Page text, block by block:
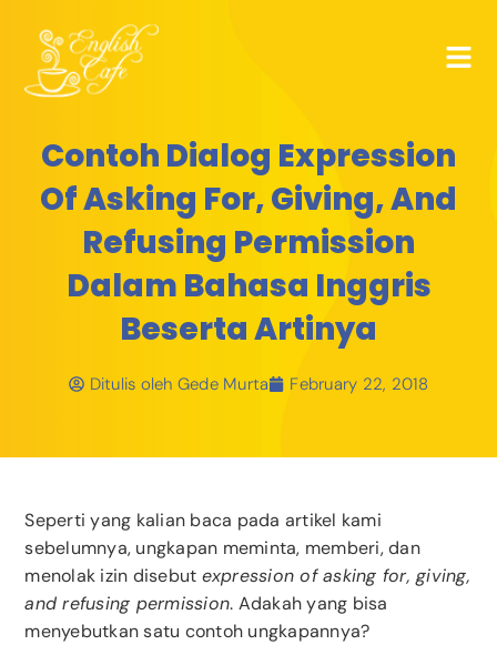
Contoh Dialog Expression
Of Asking For, Giving, And
Refusing Permission
Dalam Bahasa Inggris
Beserta Artinya
Ditulis oleh Gede Murta February 22, 2018
Seperti yang kalian baca pada artikel kami
sebelumnya, ungkapan meminta, memberi, dan
menolak izin disebut expression of asking for, giving,
and refusing permission. Adakah yang bisa
menyebutkan satu contoh ungkapannya?